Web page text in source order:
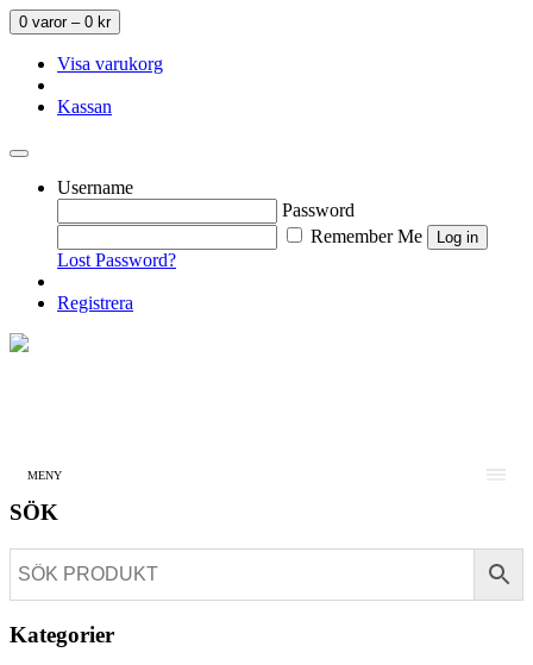
0 varor – 0 kr
Visa varukorg
Kassan
Username
Password
Remember Me
Lost Password?
Registrera
MENY
SÖK
Kategorier